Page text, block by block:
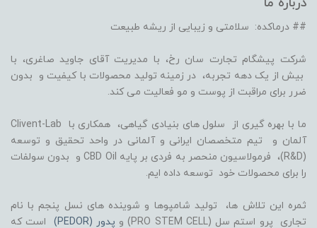
## درماکده: سلامتی و زیبایی از ریشه طبیعت
شرکت پیشگام تجارت سان رخ، با مدیریت آقای جاوید صاغری، با
بیش از یک دهه تجربه، در زمینه تولید محصولات با کیفیت و بدون
ضرر برای مراقبت از پوست و مو فعالیت می کند.
ما با بهره گیری از سلول های بنیادی گیاهی، همکاری با Clivent-Lab
آلمان و تیم متخصصان ایرانی و آلمانی در واحد تحقیق و توسعه
(R&D)، فرمولاسیون منحصر به فردی بر پایه CBD Oil و بدون سولفات
را برای محصولات خود توسعه داده ایم.
ثمره این تلاش ها، تولید شامپوها و شوینده های نسل پنجم با نام
تجاری پرو استم سل (PRO STEM CELL) و
پدور (PEDOR) است که